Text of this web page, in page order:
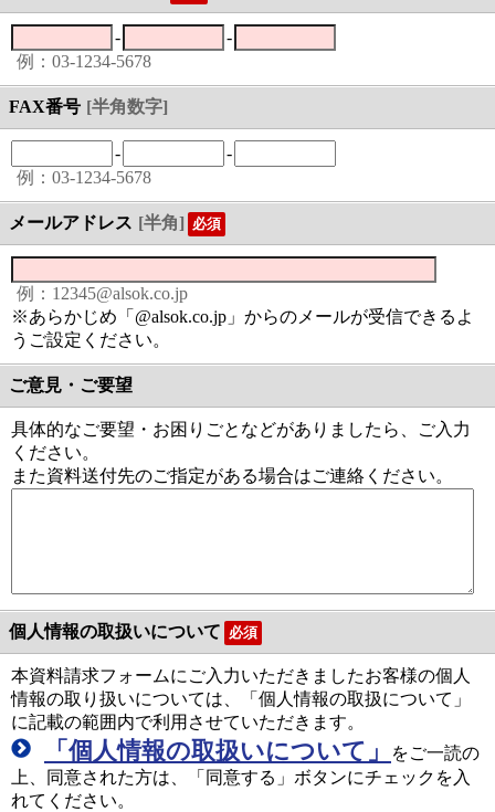
-
-
例：03-1234-5678
FAX番号 [半角数字]
-
-
例：03-1234-5678
メールアドレス [半角] 必須
例：12345@alsok.co.jp
※あらかじめ「@alsok.co.jp」からのメールが受信できるよ
うご設定ください。
ご意見・ご要望
具体的なご要望・お困りごとなどがありましたら、ご入力
ください。
また資料送付先のご指定がある場合はご連絡ください。
個人情報の取扱いについて 必須
本資料請求フォームにご入力いただきましたお客様の個人
情報の取り扱いについては、「個人情報の取扱について」
に記載の範囲内で利用させていただきます。
「個人情報の取扱いについて」
をご一読の
上、同意された方は、「同意する」ボタンにチェックを入
れてください。